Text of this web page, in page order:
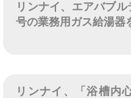
リンナイ、エアバブ
号の業務用ガス給湯器
リンナイ、「浴槽内